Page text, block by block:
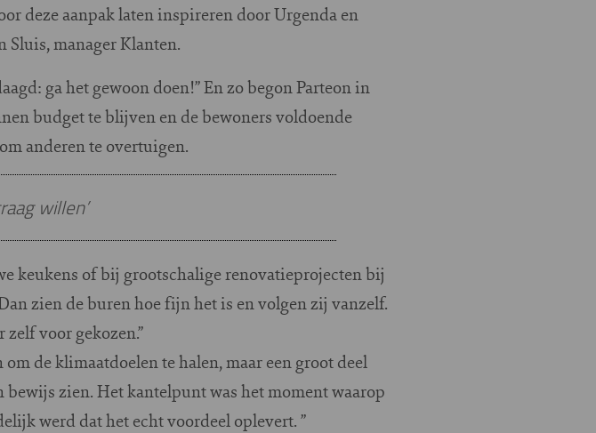
deze aanpak laten inspireren door Urgenda en
manager Klanten.
ga het gewoon doen!” En zo begon Parteon in
budget te blijven en de bewoners voldoende
anderen te overtuigen.
willen’
keukens of bij grootschalige renovatieprojecten bij
zien de buren hoe fijn het is en volgen zij vanzelf.
voor gekozen.”
de klimaatdoelen te halen, maar een groot deel
zien. Het kantelpunt was het moment waarop
werd dat het echt voordeel oplevert. ”